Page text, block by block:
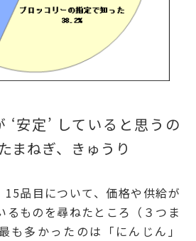
安定’ していると思うの
まねぎ、きゅうり
品目について、価格や供給が
るものを尋ねたところ（３つま
も多かったのは「にんじん」